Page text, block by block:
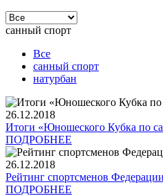
санный спорт
Все
санный спорт
натурбан
26.12.2018
Итоги «Юношеского Кубка по
ПОДРОБНЕЕ
26.12.2018
Рейтинг спортсменов
ПОДРОБНЕЕ